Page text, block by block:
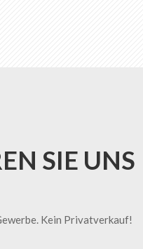
SIE UNS
Kein Privatverkauf!